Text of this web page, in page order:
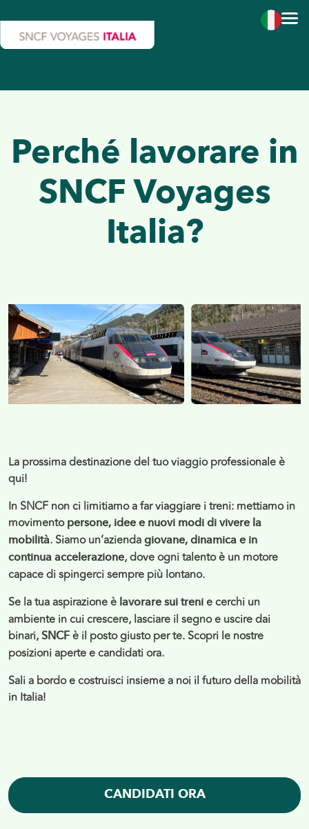
Perché lavorare in
SNCF Voyages
Italia?
La prossima destinazione del tuo viaggio professionale è
qui!
In SNCF non ci limitiamo a far viaggiare i treni: mettiamo in
movimento persone, idee e nuovi modi di vivere la
mobilità. Siamo un’azienda giovane, dinamica e in
continua accelerazione, dove ogni talento è un motore
capace di spingerci sempre più lontano.
Se la tua aspirazione è lavorare sui treni e cerchi un
ambiente in cui crescere, lasciare il segno e uscire dai
binari, SNCF è il posto giusto per te. Scopri le nostre
posizioni aperte e candidati ora.
Sali a bordo e costruisci insieme a noi il futuro della mobilità
in Italia!
CANDIDATI ORA